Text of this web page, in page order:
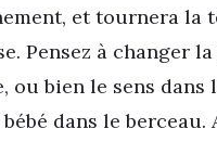
et tournera la
Pensez à changer
ou bien le sens dans
dans le berceau.